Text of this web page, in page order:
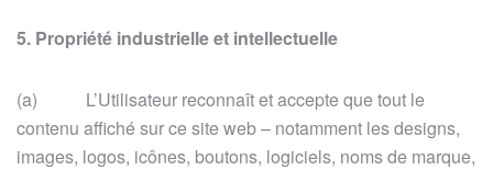
5. Propriété industrielle et intellectuelle
(a) L’Utilisateur reconnaît et accepte que tout le
contenu affiché sur ce site web – notamment les designs,
images, logos, icônes, boutons, logiciels, noms de marque,